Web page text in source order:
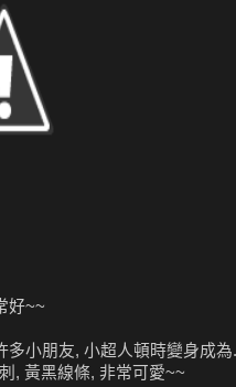
好~~
小朋友, 小超人頓時變身成為
, 黃黑線條, 非常可愛~~